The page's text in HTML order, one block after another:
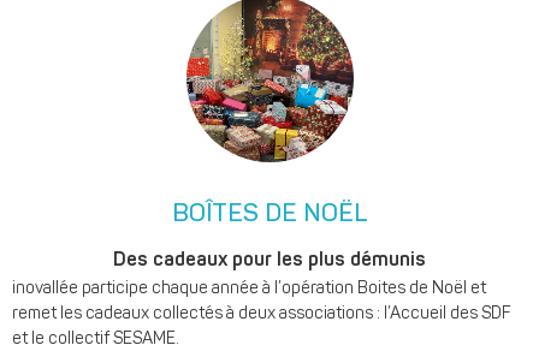
BOÎTES DE NOËL
Des cadeaux pour les plus démunis
inovallée participe chaque année à l’opération Boites de Noël et
remet les cadeaux collectés à deux associations : l’Accueil des SDF
et le collectif SESAME.